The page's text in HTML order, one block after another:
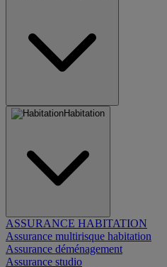
Habitation
ASSURANCE HABITATION
Assurance multirisque habitation
Assurance déménagement
Assurance studio